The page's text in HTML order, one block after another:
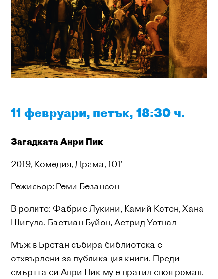
11 февруари, петък, 18:30 ч.
Загадката Анри Пик
2019, Комедия, Драма, 101’
Режисьор: Реми Безансон
В ролите: Фабрис Лукини, Камий Котен, Хана
Шигула, Бастиан Буйон, Астрид Уетнал
Мъж в Бретан събира библиотека с
отхвърлени за публикация книги. Преди
смъртта си Анри Пик му е пратил своя роман,